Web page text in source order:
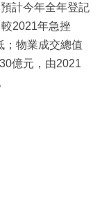
計今年全年登記
2021年急挫
；物業成交總值
億元，由2021